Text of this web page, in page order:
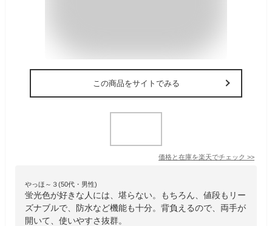
この商品をサイトでみる
価格と在庫を楽天でチェック >>
やっほ～３(50代・男性)
蛍光色が好きな人には、堪らない。もちろん、値段もリー
ズナブルで、防水など機能も十分。背負えるので、両手が
開いて、使いやすさ抜群。